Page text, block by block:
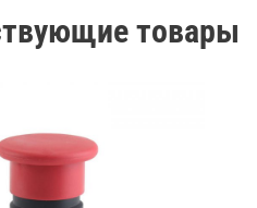
товары